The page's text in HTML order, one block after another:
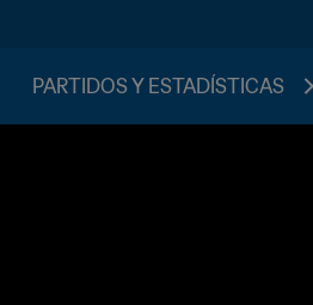
PARTIDOS Y ESTADÍSTICAS